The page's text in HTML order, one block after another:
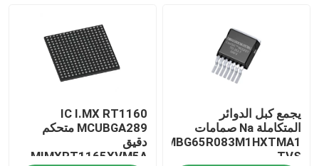
يجمع كبل الدوائر
المتكاملة Na صمامات
IMBG65R083M1HXTMA1
TVS
IC I.MX RT1160
MCUBGA289 متحكم
دقيق
MIMXRT1165XVM5A